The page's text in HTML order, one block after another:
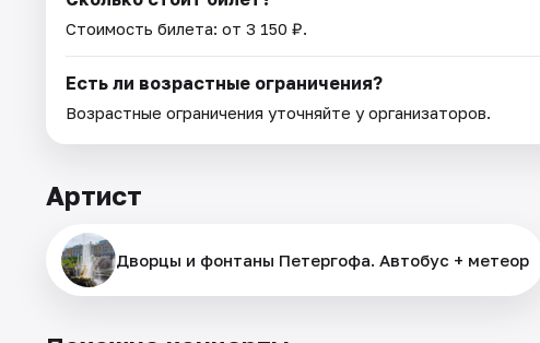
Стоимость билета: от 3 150 ₽.
Есть ли возрастные ограничения?
Возрастные ограничения уточняйте у организаторов.
Артист
Дворцы и фонтаны Петергофа. Автобус + метеор